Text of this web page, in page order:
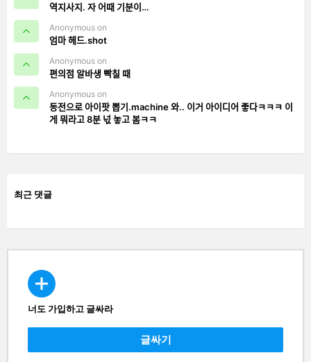
역지사지. 자 어때 기분이…
Anonymous on
엄마 헤드.shot
Anonymous on
편의점 알바생 빡칠 때
Anonymous on
동전으로 아이팟 뽑기.machine 와.. 이거 아이디어 좋다ㅋㅋㅋ 이
게 뭐라고 8분 넋 놓고 봄ㅋㅋ
최근 댓글
CREATE
너도 가입하고 글싸라
글싸기